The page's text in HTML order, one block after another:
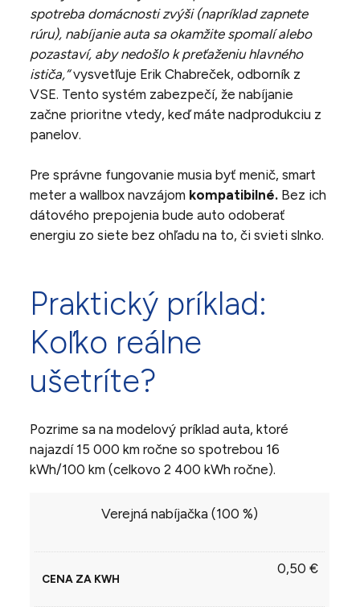
spotreba domácnosti zvýši (napríklad zapnete
rúru), nabíjanie auta sa okamžite spomalí alebo
pozastaví, aby nedošlo k preťaženiu hlavného
ističa,“vysvetľuje Erik Chabreček, odborník z
VSE. Tento systém zabezpečí, že nabíjanie
začne prioritne vtedy, keď máte nadprodukciu z
panelov.
Pre správne fungovanie musia byť menič, smart
meter a wallbox navzájom kompatibilné. Bez ich
dátového prepojenia bude auto odoberať
energiu zo siete bez ohľadu na to, či svieti slnko.
Praktický príklad:
Koľko reálne
ušetríte?
Pozrime sa na modelový príklad auta, ktoré
najazdí 15 000 km ročne so spotrebou 16
kWh/100 km (celkovo 2 400 kWh ročne).
CENA
KWH
ROČNÉ
SIETI
Verejná nabíjačka (100 %)
0,50 €